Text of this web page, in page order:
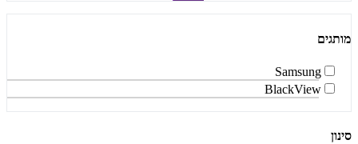
מותגים
Samsung
BlackView
סינון